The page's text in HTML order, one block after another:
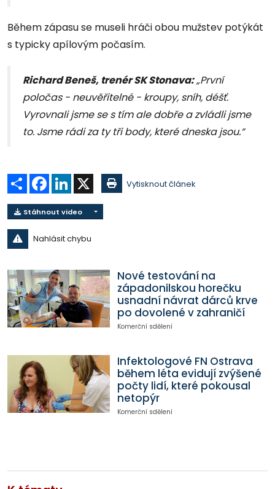
Během zápasu se museli hráči obou mužstev potýkát
s typicky apílovým počasím.
Richard Beneš, trenér SK Stonava:„První
poločas - neuvěřitelné - kroupy, sníh, déšť.
Vyrovnali jsme se s tím ale dobře a zvládli jsme
to. Jsme rádi za ty tři body, které dneska jsou.“
Sdílet Facebook
LinkedIn Vytisknout článek
Stáhnout video
Nahlásit chybu
Nové testování na
západonilskou horečku
usnadní návrat dárců krve
po dovolené v zahraničí
Komerční sdělení
Infektologové FN Ostrava
během léta evidují zvýšené
počty lidí, které pokousal
netopýr
Komerční sdělení